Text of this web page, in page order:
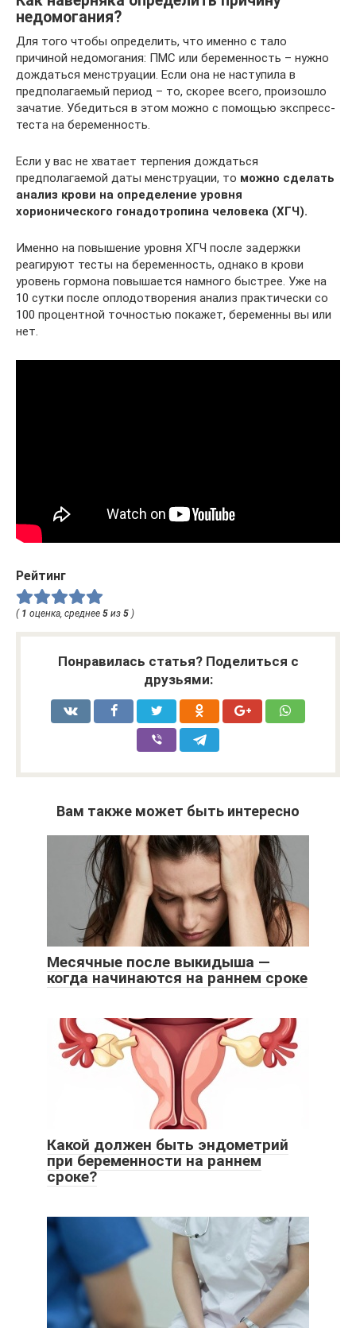
недомогания?
Для того чтобы определить, что именно с тало
причиной недомогания: ПМС или беременность – нужно
дождаться менструации. Если она не наступила в
предполагаемый период – то, скорее всего, произошло
зачатие. Убедиться в этом можно с помощью экспресс-
теста на беременность.
Если у вас не хватает терпения дождаться
предполагаемой даты менструации, то можно сделать
анализ крови на определение уровня
хорионического гонадотропина человека (ХГЧ).
Именно на повышение уровня ХГЧ после задержки
реагируют тесты на беременность, однако в крови
уровень гормона повышается намного быстрее. Уже на
10 сутки после оплодотворения анализ практически со
100 процентной точностью покажет, беременны вы или
нет.
Рейтинг
( 1 оценка, среднее 5 из 5 )
Понравилась статья? Поделиться с
друзьями:
Вам также может быть интересно
Месячные после выкидыша —
когда начинаются на раннем сроке
Какой должен быть эндометрий
при беременности на раннем
сроке?